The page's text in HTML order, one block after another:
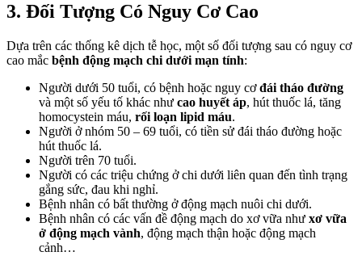
3. Đối Tượng Có Nguy Cơ Cao
Dựa trên các thống kê dịch tễ học, một số đối tượng sau có nguy cơ
cao mắc bệnh động mạch chi dưới mạn tính:
Người dưới 50 tuổi, có bệnh hoặc nguy cơđái tháo đường
và một số yếu tố khác như cao huyết áp, hút thuốc lá, tăng
homocystein máu, rối loạn lipid máu.
Người ở nhóm 50 – 69 tuổi, có tiền sử đái tháo đường hoặc
hút thuốc lá.
Người trên 70 tuổi.
Người có các triệu chứng ở chi dưới liên quan đến tình trạng
gắng sức, đau khi nghỉ.
Bệnh nhân có bất thường ở động mạch nuôi chi dưới.
Bệnh nhân có các vấn đề động mạch do xơ vữa như xơ vữa
ở động mạch vành, động mạch thận hoặc động mạch
cảnh…